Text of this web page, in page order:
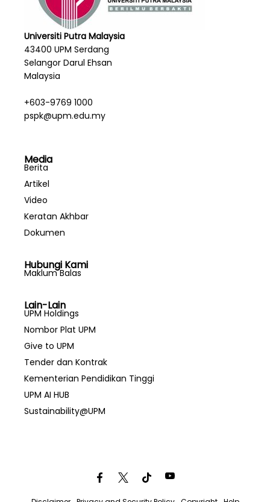
Universiti Putra Malaysia
43400 UPM Serdang
Selangor Darul Ehsan
Malaysia
+603-9769 1000
pspk@upm.edu.my
Media
Berita
Artikel
Video
Keratan Akhbar
Dokumen
Hubungi Kami
Maklum Balas
Lain-Lain
UPM Holdings
Nombor Plat UPM
Give to UPM
Tender dan Kontrak
Kementerian Pendidikan Tinggi
UPM AI HUB
Sustainability@UPM